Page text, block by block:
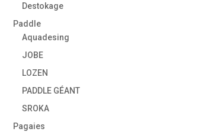
Destokage
Paddle
Aquadesing
JOBE
LOZEN
PADDLE GÉANT
SROKA
Pagaies